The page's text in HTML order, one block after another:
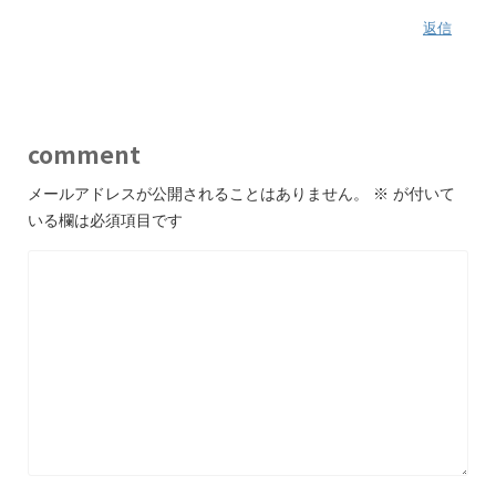
返信
comment
メールアドレスが公開されることはありません。 ※ が付いて
いる欄は必須項目です